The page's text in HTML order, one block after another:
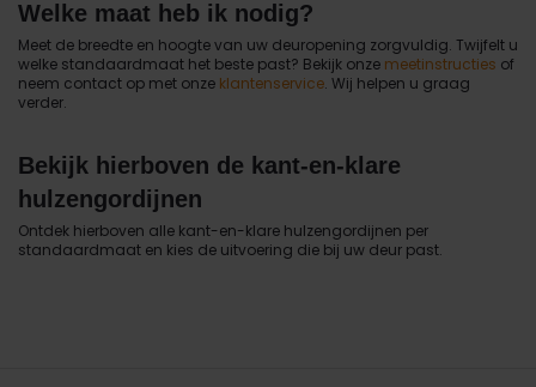
Welke maat heb ik nodig?
Meet de breedte en hoogte van uw deuropening zorgvuldig. Twijfelt u
welke standaardmaat het beste past? Bekijk onze meetinstructies of
neem contact op met onze klantenservice. Wij helpen u graag
verder.
Bekijk hierboven de kant-en-klare
hulzengordijnen
Ontdek hierboven alle kant-en-klare hulzengordijnen per
standaardmaat en kies de uitvoering die bij uw deur past.